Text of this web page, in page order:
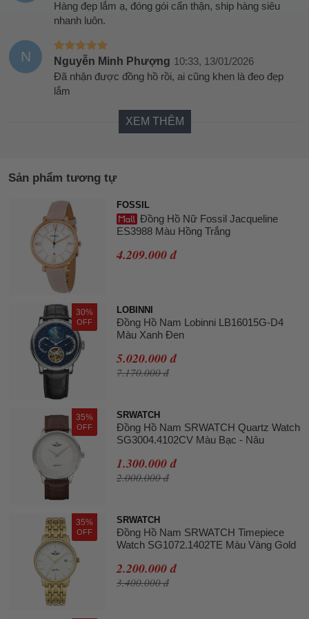
Hàng đẹp lắm ạ, đóng gói cẩn thận, ship hàng siêu
nhanh luôn.
N Nguyễn Minh Phượng 10:33, 13/01/2026
Đã nhận được đồng hồ rồi, ai cũng khen là đeo đẹp
lắm
XEM THÊM
Sản phẩm tương tự
FOSSIL
Đồng Hồ Nữ Fossil Jacqueline
ES3988 Màu Hồng Trắng
4.209.000 đ
30%
OFF
LOBINNI
Đồng Hồ Nam Lobinni LB16015G-D4
Màu Xanh Đen
5.020.000 đ
7.170.000 đ
35%
OFF
SRWATCH
Đồng Hồ Nam SRWATCH Quartz Watch
SG3004.4102CV Màu Bạc - Nâu
1.300.000 đ
2.000.000 đ
35%
OFF
SRWATCH
Đồng Hồ Nam SRWATCH Timepiece
Watch SG1072.1402TE Màu Vàng Gold
2.200.000 đ
3.400.000 đ